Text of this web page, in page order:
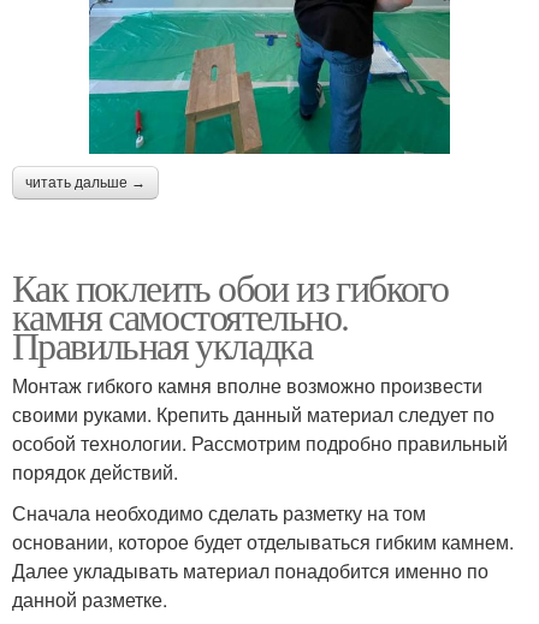
читать дальше →
Как поклеить обои из гибкого
камня самостоятельно.
Правильная укладка
Монтаж гибкого камня вполне возможно произвести
своими руками. Крепить данный материал следует по
особой технологии. Рассмотрим подробно правильный
порядок действий.
Сначала необходимо сделать разметку на том
основании, которое будет отделываться гибким камнем.
Далее укладывать материал понадобится именно по
данной разметке.